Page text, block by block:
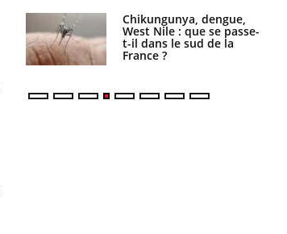
Chikungunya, dengue,
West Nile : que se passe-
t-il dans le sud de la
France ?